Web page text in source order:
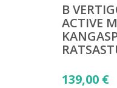
B
ACTIVE
139,00 €